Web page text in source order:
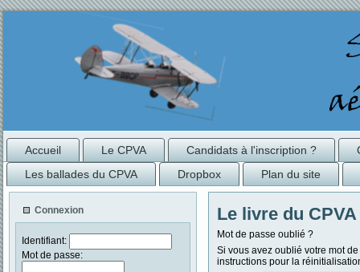
Accueil Le CPVA Candidats à l'inscription ?
Les ballades du CPVA
Dropbox Plan du site
Connexion
Identifiant:
Mot de passe:
Le livre du CPVA
Mot de passe oublié ?
Si vous avez oublié votre mot
instructions pour la